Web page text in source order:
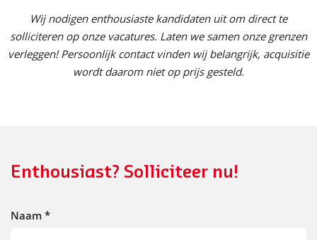
Wij nodigen enthousiaste kandidaten uit om direct te
solliciteren op onze vacatures. Laten we samen onze grenzen
verleggen! Persoonlijk contact vinden wij belangrijk, acquisitie
wordt daarom niet op prijs gesteld.
Enthousiast? Solliciteer nu!
Naam *